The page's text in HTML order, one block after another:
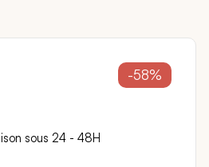
-58%
( 0,08 €)
en achetant ce
sous 24 - 48H
sécurisé